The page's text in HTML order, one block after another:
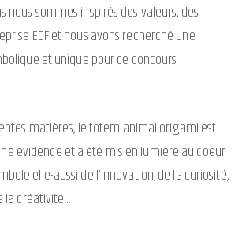
nous sommes inspirés des valeurs, des
EDF et nous avons recherché une
et unique pour ce concours
matières, le totem animal origami est
évidence et a été mis en lumière au coeur
elle-aussi de l’innovation, de la curiosité,
la créativité…